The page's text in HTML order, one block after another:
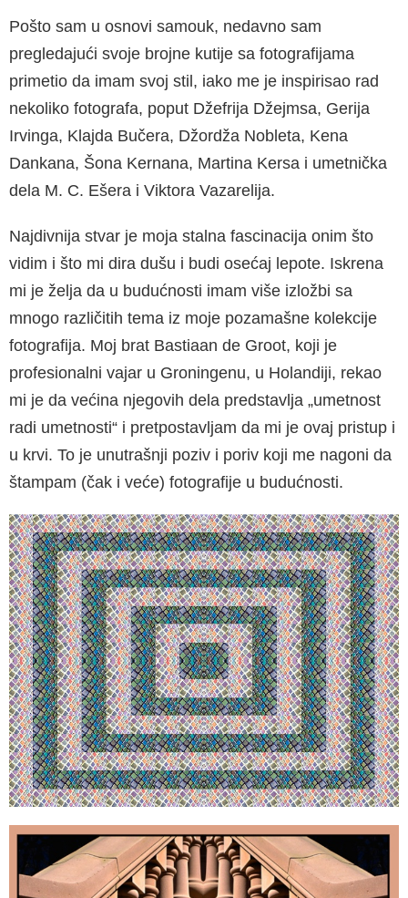
Pošto sam u osnovi samouk, nedavno sam
pregledajući svoje brojne kutije sa fotografijama
primetio da imam svoj stil, iako me je inspirisao rad
nekoliko fotografa, poput Džefrija Džejmsa, Gerija
Irvinga, Klajda Bučera, Džordža Nobleta, Kena
Dankana, Šona Kernana, Martina Kersa i umetnička
dela M. C. Ešera i Viktora Vazarelija.
Najdivnija stvar je moja stalna fascinacija onim što
vidim i što mi dira dušu i budi osećaj lepote. Iskrena
mi je želja da u budućnosti imam više izložbi sa
mnogo različitih tema iz moje pozamašne kolekcije
fotografija. Moj brat Bastiaan de Groot, koji je
profesionalni vajar u Groningenu, u Holandiji, rekao
mi je da većina njegovih dela predstavlja „umetnost
radi umetnosti“ i pretpostavljam da mi je ovaj pristup i
u krvi. To je unutrašnji poziv i poriv koji me nagoni da
štampam (čak i veće) fotografije u budućnosti.